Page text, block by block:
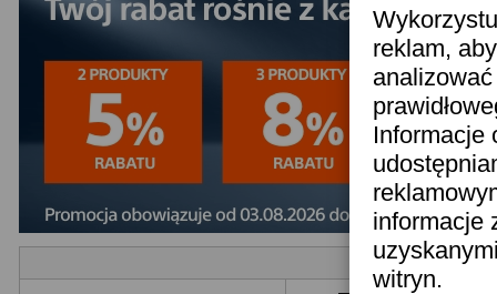
reklam,
Informacje
informacje
witryn.